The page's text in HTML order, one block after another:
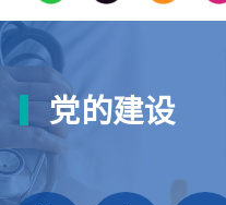
党的建设